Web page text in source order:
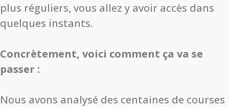
plus réguliers, vous allez y avoir accès dans
quelques instants.
Concrètement, voici comment ça va se
passer :
Nous avons analysé des centaines de courses